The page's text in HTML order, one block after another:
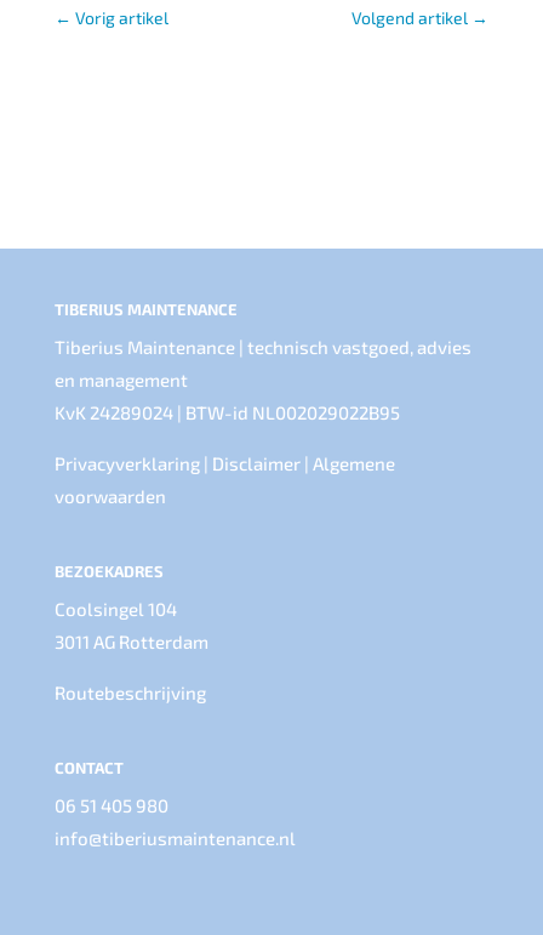
← Vorig artikel Volgend artikel →
TIBERIUS MAINTENANCE
Tiberius Maintenance | technisch vastgoed, advies
en management
KvK 24289024 | BTW-id NL002029022B95
Privacyverklaring| Disclaimer| Algemene
voorwaarden
BEZOEKADRES
Coolsingel 104
3011 AG Rotterdam
Routebeschrijving
CONTACT
06 51 405 980
info@tiberiusmaintenance.nl